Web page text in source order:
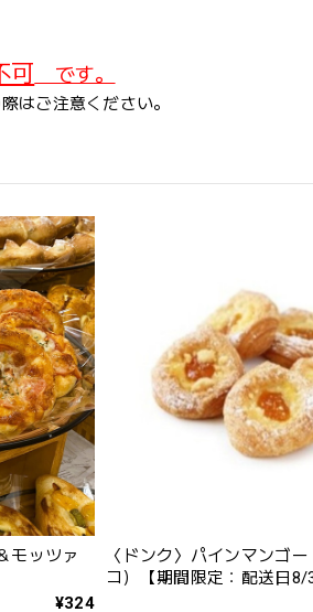
可 です。
はご注意ください。
モッツァ
¥324
〈ドンク〉パインマンゴ
コ）【期間限定：配送日8/